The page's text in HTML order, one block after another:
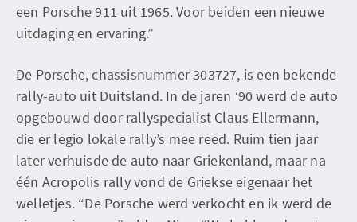
een Porsche 911 uit 1965. Voor beiden een nieuwe
uitdaging en ervaring.”
De Porsche, chassisnummer 303727, is een bekende
rally-auto uit Duitsland. In de jaren ‘90 werd de auto
opgebouwd door rallyspecialist Claus Ellermann,
die er legio lokale rally’s mee reed. Ruim tien jaar
later verhuisde de auto naar Griekenland, maar na
één Acropolis rally vond de Griekse eigenaar het
welletjes. “De Porsche werd verkocht en ik werd de